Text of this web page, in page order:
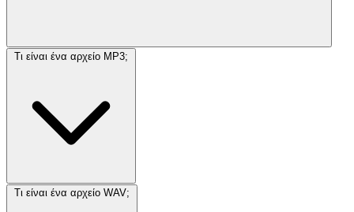
Τι είναι ένα αρχείο MP3;
Τι είναι ένα αρχείο WAV;